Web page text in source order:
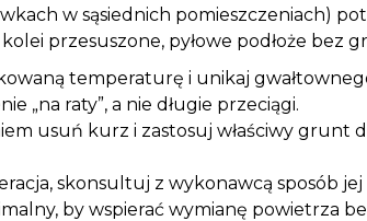
w sąsiednich pomieszczeniach)
przesuszone, pyłowe podłoże bez
temperaturę i unikaj
„na raty”, a nie długie przeciągi.
usuń kurz i zastosuj właściwy grunt
skonsultuj z wykonawcą sposób jej
by wspierać wymianę powietrza